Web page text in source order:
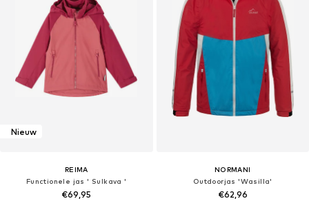
Nieuw
REIMA
Functionele jas ' Sulkava '
€69,95
NORMANI
Outdoorjas 'Wasilla'
€62,96